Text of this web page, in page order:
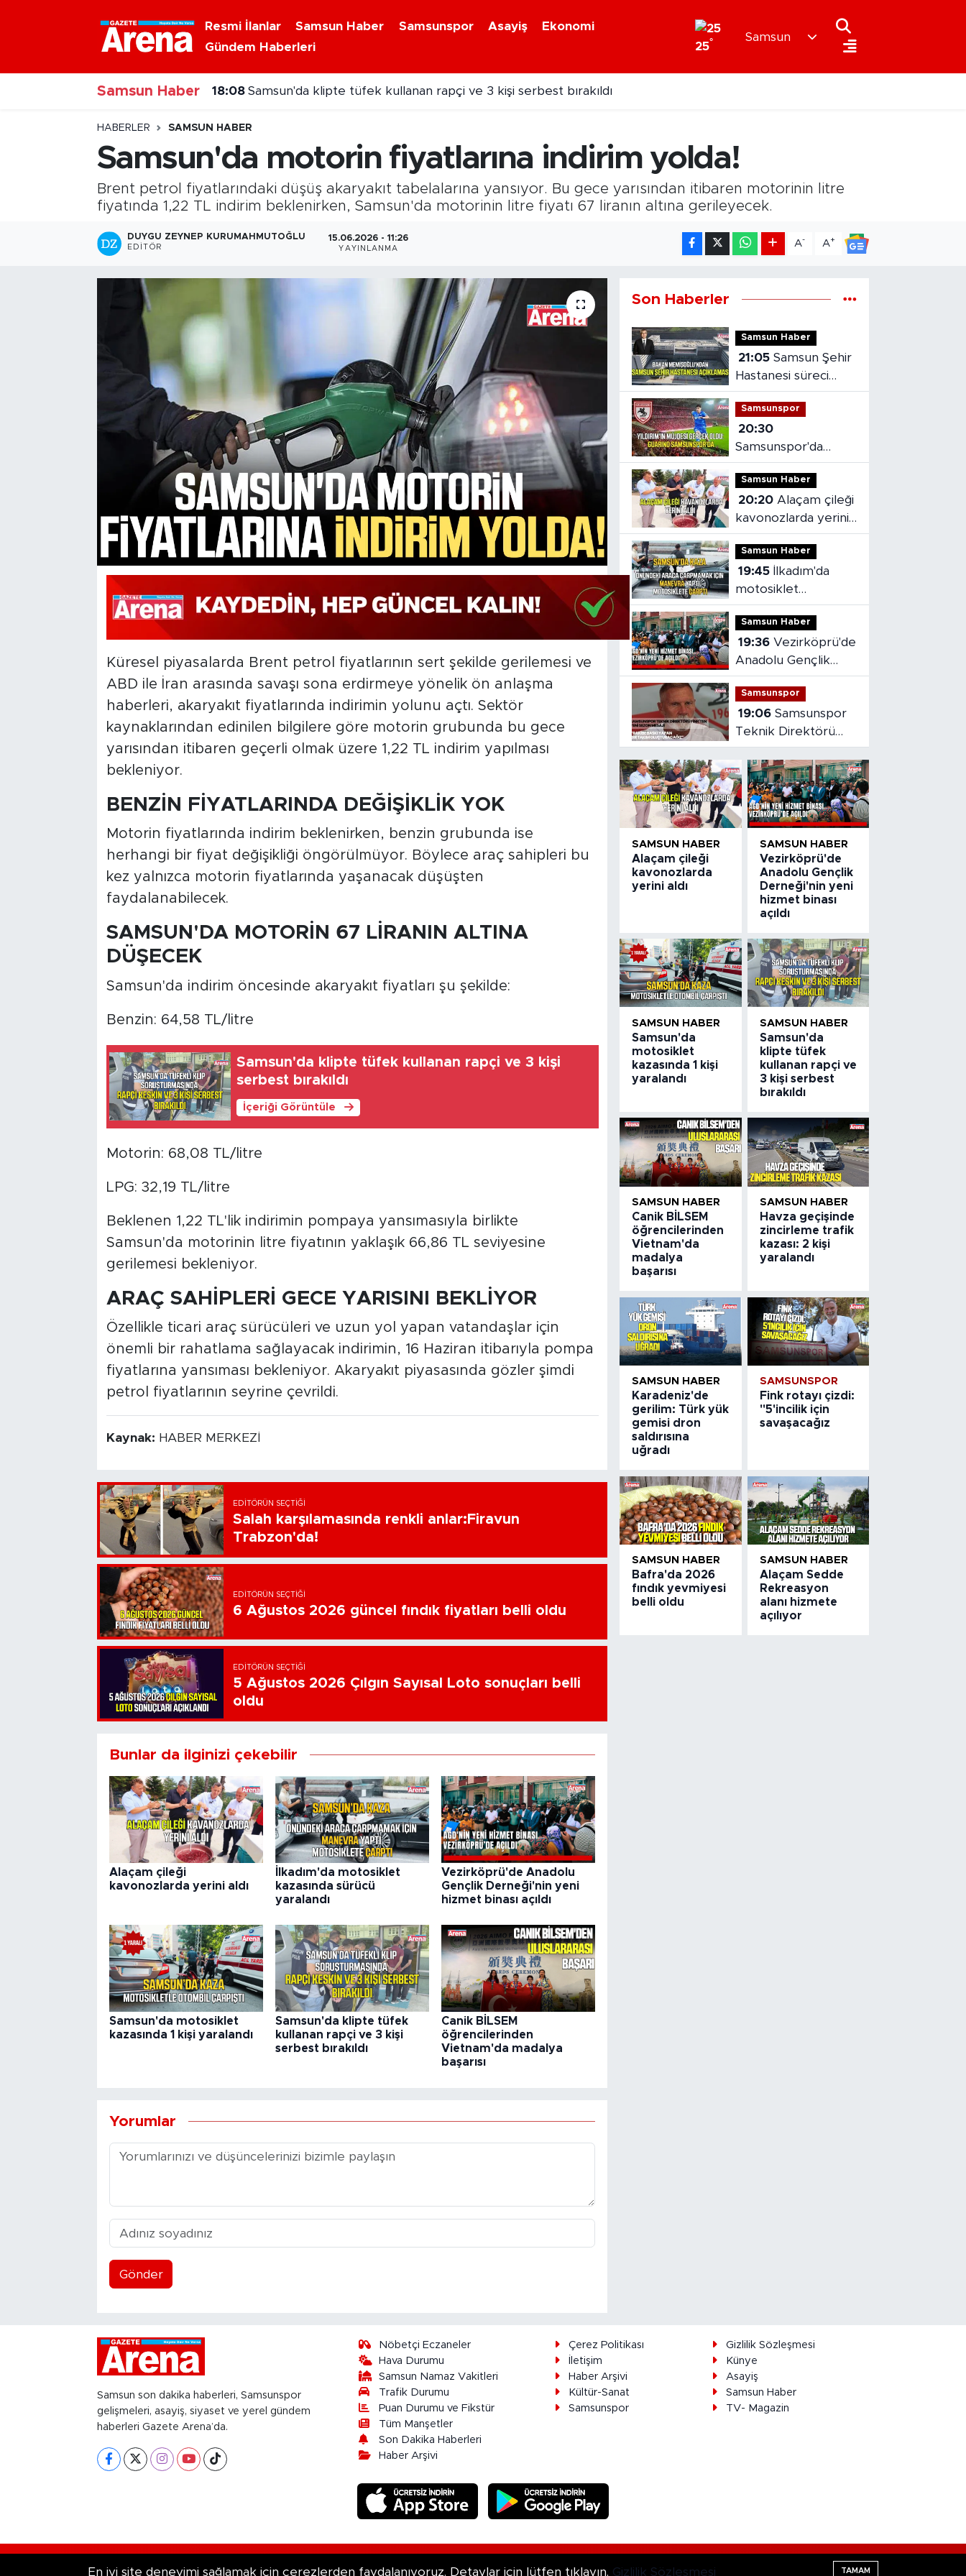
Resmi İlanlar Samsun Haber Samsunspor Asayiş
Ekonomi
Gündem Haberleri
25°
Samsun
Samsun Haber 18:08 Samsun'da klipte tüfek kullanan rapçi ve 3 kişi serbest bırakıldı
HABERLER SAMSUN HABER
Samsun'da motorin fiyatlarına indirim yolda!
Brent petrol fiyatlarındaki düşüş akaryakıt tabelalarına yansıyor. Bu gece yarısından itibaren motorinin litre
fiyatında 1,22 TL indirim beklenirken, Samsun'da motorinin litre fiyatı 67 liranın altına gerileyecek.
DUYGU ZEYNEP KURUMAHMUTOĞLU
EDITÖR
15.06.2026 - 11:26
YAYINLANMA
A- A+
Küresel piyasalarda Brent petrol fiyatlarının sert şekilde gerilemesi ve
ABD ile İran arasında savaşı sona erdirmeye yönelik ön anlaşma
haberleri, akaryakıt fiyatlarında indirimin yolunu açtı. Sektör
kaynaklarından edinilen bilgilere göre motorin grubunda bu gece
yarısından itibaren geçerli olmak üzere 1,22 TL indirim yapılması
bekleniyor.
BENZİN FİYATLARINDA DEĞİŞİKLİK YOK
Motorin fiyatlarında indirim beklenirken, benzin grubunda ise
herhangi bir fiyat değişikliği öngörülmüyor. Böylece araç sahipleri bu
kez yalnızca motorin fiyatlarında yaşanacak düşüşten
faydalanabilecek.
SAMSUN'DA MOTORİN 67 LİRANIN ALTINA
DÜŞECEK
Samsun'da indirim öncesinde akaryakıt fiyatları şu şekilde:
Benzin: 64,58 TL/litre
Samsun'da klipte tüfek kullanan rapçi ve 3 kişi
serbest bırakıldı
İçeriği Görüntüle
Motorin: 68,08 TL/litre
LPG: 32,19 TL/litre
Beklenen 1,22 TL'lik indirimin pompaya yansımasıyla birlikte
Samsun'da motorinin litre fiyatının yaklaşık 66,86 TL seviyesine
gerilemesi bekleniyor.
ARAÇ SAHİPLERİ GECE YARISINI BEKLİYOR
Özellikle ticari araç sürücüleri ve uzun yol yapan vatandaşlar için
önemli bir rahatlama sağlayacak indirimin, 16 Haziran itibarıyla pompa
fiyatlarına yansıması bekleniyor. Akaryakıt piyasasında gözler şimdi
petrol fiyatlarının seyrine çevrildi.
Kaynak: HABER MERKEZİ
EDITÖRÜN SEÇTIĞI
Salah karşılamasında renkli anlar:Firavun
Trabzon'da!
EDITÖRÜN SEÇTIĞI
6 Ağustos 2026 güncel fındık fiyatları belli oldu
EDITÖRÜN SEÇTIĞI
5 Ağustos 2026 Çılgın Sayısal Loto sonuçları belli
oldu
Bunlar da ilginizi çekebilir
Alaçam çileği
kavonozlarda yerini aldı
İlkadım'da motosiklet
kazasında sürücü
yaralandı
Vezirköprü'de Anadolu
Gençlik Derneği'nin yeni
hizmet binası açıldı
Samsun'da motosiklet
kazasında 1 kişi yaralandı
Samsun'da klipte tüfek
kullanan rapçi ve 3 kişi
serbest bırakıldı
Canik BİLSEM
öğrencilerinden
Vietnam'da madalya
başarısı
Yorumlar
Gönder
Son Haberler
Samsun Haber
21:05 Samsun Şehir
Hastanesi süreci
masaya yatırıldı
Samsunspor
20:30
Samsunspor'da
Gabriele dönemi
başladı
Samsun Haber
20:20
kavonozlarda yerini
aldı
Samsun Haber
19:45
motosiklet
kazasında sürücü
yaralandı
Samsun Haber
19:36 Vezirköprü'de
Anadolu Gençlik
Derneği'nin yeni
hizmet binası açıldı
Samsunspor
19:06 Samsunspor
Teknik Direktörü
Fink'ten yeni sezon
mesajı
SAMSUN HABER
Alaçam çileği
kavonozlarda
yerini aldı
SAMSUN HABER
Vezirköprü'de
Anadolu Gençlik
Derneği'nin yeni
hizmet binası
açıldı
SAMSUN HABER
Samsun'da
motosiklet
kazasında 1 kişi
yaralandı
SAMSUN HABER
Samsun'da
klipte tüfek
kullanan rapçi ve
3 kişi serbest
bırakıldı
SAMSUN HABER
Canik BİLSEM
öğrencilerinden
Vietnam'da
madalya
başarısı
SAMSUN HABER
Havza geçişinde
zincirleme trafik
kazası: 2 kişi
yaralandı
SAMSUN HABER
Karadeniz'de
gerilim: Türk yük
gemisi dron
saldırısına
uğradı
SAMSUNSPOR
Fink rotayı çizdi:
"5'incilik için
savaşacağız
SAMSUN HABER
Bafra'da 2026
fındık yevmiyesi
belli oldu
SAMSUN HABER
Alaçam Sedde
Rekreasyon
alanı hizmete
açılıyor
Samsun son dakika haberleri, Samsunspor
gelişmeleri, asayiş, siyaset ve yerel gündem
haberleri Gazete Arena’da.
Nöbetçi Eczaneler
Hava Durumu
Samsun Namaz Vakitleri
Trafik Durumu
Puan Durumu ve Fikstür
Tüm Manşetler
Son Dakika Haberleri
Haber Arşivi
Çerez Politikası
Gizlilik Sözleşmesi
İletişim
Künye
Haber Arşivi
Asayiş
Kültür-Sanat
Samsun Haber
Samsunspor
TV- Magazin
RSS Copyright © 2026. Her hakkı saklıdır. TE Bilişim
En iyi site deneyimi sağlamak için çerezlerden faydalanıyoruz. Detaylar için lütfen tıklayın. Gizlilik Sözleşmesi TAMAM
Nöbetçi Eczaneler
Hava Durumu
Samsun Namaz Vakitleri
Trafik Durumu
Süper Lig Puan Durumu ve Fikstür
Tüm Manşetler